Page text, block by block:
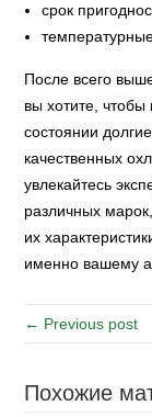
срок
После всего
вы хотите,
состоянии
качественных
увлекайтесь
различных
их
именно вашему
← Previous post
Похожие